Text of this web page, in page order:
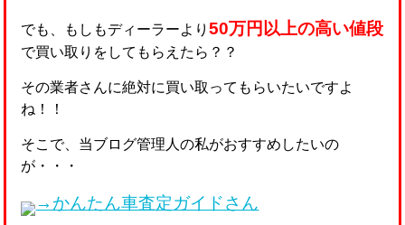
でも、もしもディーラーより50万円以上の高い値段
で買い取りをしてもらえたら？？
その業者さんに絶対に買い取ってもらいたいですよ
ね！！
そこで、当ブログ管理人の私がおすすめしたいの
が・・・
→かんたん車査定ガイドさん